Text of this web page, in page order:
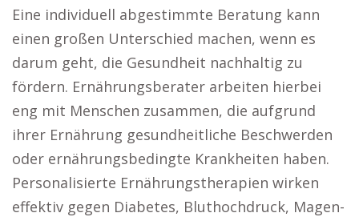
Eine individuell abgestimmte Beratung kann
einen großen Unterschied machen, wenn es
darum geht, die Gesundheit nachhaltig zu
fördern. Ernährungsberater arbeiten hierbei
eng mit Menschen zusammen, die aufgrund
ihrer Ernährung gesundheitliche Beschwerden
oder ernährungsbedingte Krankheiten haben.
Personalisierte Ernährungstherapien wirken
effektiv gegen Diabetes, Bluthochdruck, Magen-